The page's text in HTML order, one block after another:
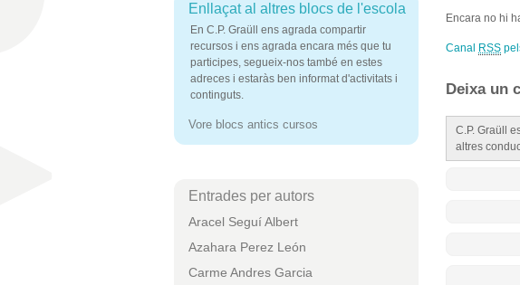
Enllaçat al altres blocs de l'escola
En C.P. Graüll ens agrada compartir
recursos i ens agrada encara més que tu
participes, segueix-nos també en estes
adreces i estaràs ben informat d'activitats i
continguts.
Vore blocs antics cursos
Entrades per autors
Aracel Seguí Albert
Azahara Perez León
Carme Andres Garcia
Encara no hi
Canal RSS
Deixa un
C.P. Graüll
altres